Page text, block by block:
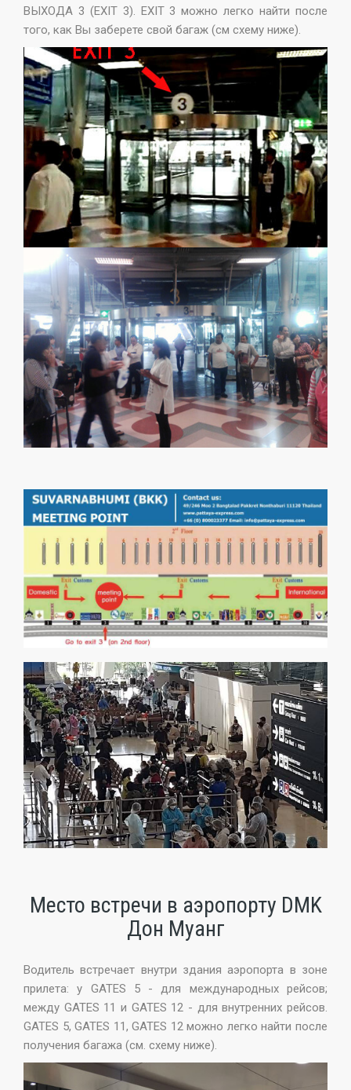
ВЫХОДA 3 (EXIT 3). EXIT 3 можно легко найти после
того, как Вы заберете свой багаж (см схему ниже).
Место встречи в аэропорту DMK
Дон Муанг
Водитель встречает внутри здания аэропорта в зоне
прилета: у GATES 5 - для международных рейсов;
между GATES 11 и GATES 12 - для внутренних рейсов.
GATES 5, GATES 11, GATES 12 можно легко найти после
получения багажа (см. схему ниже).